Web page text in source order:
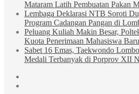
Mataram Latih Pembuatan Pakan
Lembaga Deklarasi NTB Soroti
Program Cadangan Pangan di
Peluang Kuliah Makin Besar,
Kuota Penerimaan Mahasiswa Baru
Sabet 16 Emas, Taekwondo
Medali Terbanyak di Porprov XII